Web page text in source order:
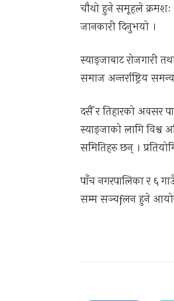
चौथो हुने समूहले क्रमशः
जानकारी दिनुभयो ।
स्याङ्जाबाट रोजगारी
समाज अन्तर्राष्ट्रिय
दसैँ र तिहारको अवसर
स्याङ्जाको लागि विश्व
समितिहरु छन् ।
पाँच नगरपालिका र ६
सम्म सञ्चfलन हुने